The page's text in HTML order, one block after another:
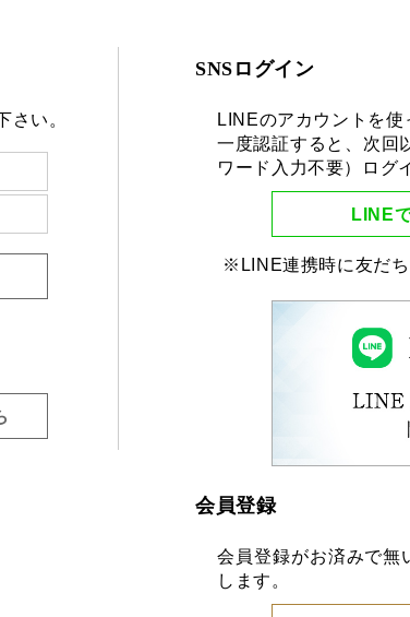
さい。
SNSログイン
LINEのアカウントを使
一度認証すると、次回
ワード入力不要）ログ
LINE
※LINE連携時に友だ
会員登録
会員登録がお済みで無
します。